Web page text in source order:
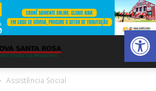
Abrir
Assistência Social